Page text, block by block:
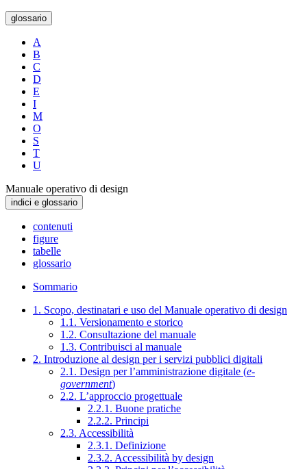
glossario
A
B
C
D
E
I
M
O
S
T
U
Manuale operativo di design
indici e glossario
contenuti
figure
tabelle
glossario
Sommario
1. Scopo, destinatari e uso del Manuale operativo di design
1.1. Versionamento e storico
1.2. Consultazione del manuale
1.3. Contribuisci al manuale
2. Introduzione al design per i servizi pubblici digitali
2.1. Design per l’amministrazione digitale (e-
government)
2.2. L’approccio progettuale
2.2.1. Buone pratiche
2.2.2. Principi
2.3. Accessibilità
2.3.1. Definizione
2.3.2. Accessibilità by design